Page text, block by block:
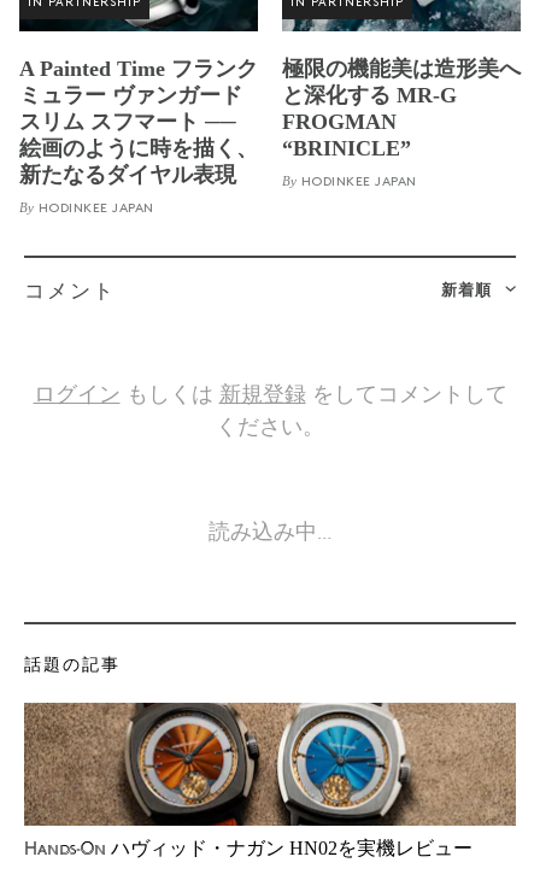
IN PARTNERSHIP
A Painted Time フランク
ミュラー ヴァンガード
スリム スフマート ──
絵画のように時を描く、
新たなるダイヤル表現
By HODINKEE JAPAN
IN PARTNERSHIP
極限の機能美は造形美へ
と深化する MR-G
FROGMAN
“BRINICLE”
By HODINKEE JAPAN
新着順
コメント
ログイン もしくは 新規登録をしてコメントして
ください。
読み込み中…
話題の記事
Hands-On ハヴィッド・ナガン HN02を実機レビュー